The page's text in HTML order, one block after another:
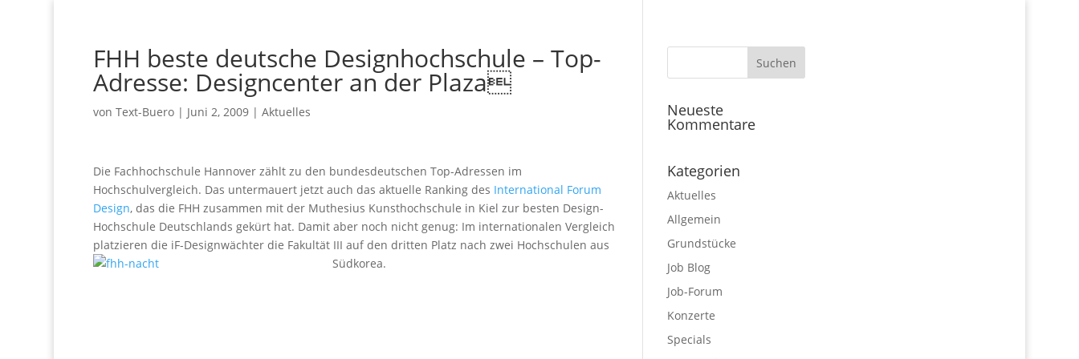
FHH beste deutsche Designhochschule – Top-
Adresse: Designcenter an der Plaza
vonText-Buero | Juni 2, 2009 |Aktuelles
Die Fachhochschule Hannover zählt zu den bundesdeutschen Top-Adressen im
Hochschulvergleich. Das untermauert jetzt auch das aktuelle Ranking des International Forum
Design, das die FHH zusammen mit der Muthesius Kunsthochschule in Kiel zur besten Design-
Hochschule Deutschlands gekürt hat. Damit aber noch nicht genug: Im internationalen Vergleich
platzieren die iF-Designwächter die Fakultät III auf den dritten Platz nach zwei Hochschulen aus
Südkorea.
Neueste
Kommentare
Kategorien
Aktuelles
Allgemein
Grundstücke
Job Blog
Job-Forum
Konzerte
Specials